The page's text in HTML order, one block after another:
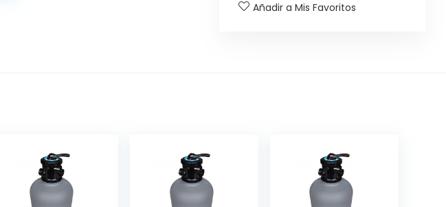
Añadir a Mis Favoritos